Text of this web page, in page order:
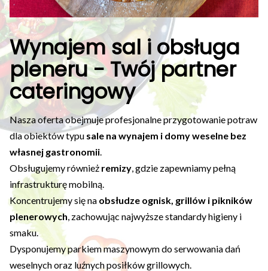
Wynajem sal i obsługa
pleneru - Twój partner
cateringowy
Nasza oferta obejmuje profesjonalne przygotowanie potraw
dla obiektów typu sale na wynajem i domy weselne bez
własnej gastronomii
Obsługujemy również remizy , gdzie zapewniamy pełną
infrastrukturę mobilną.
Koncentrujemy się na obsłudze ognisk, grillów i pikników
plenerowych , zachowując najwyższe standardy higieny i
smaku.
Dysponujemy parkiem maszynowym do serwowania dań
weselnych oraz luźnych posiłków grillowych.